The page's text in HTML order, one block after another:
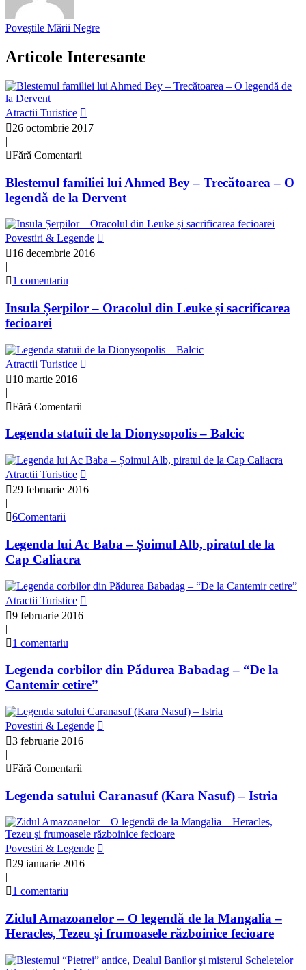
Poveștile Mării Negre
Articole Interesante
Atractii Turistice
26 octombrie 2017
|
Fără Comentarii
Blestemul familiei lui Ahmed Bey – Trecătoarea – O
legendă de la Dervent
Povestiri & Legende
16 decembrie 2016
|
1 comentariu
Insula Șerpilor – Oracolul din Leuke și sacrificarea
fecioarei
Atractii Turistice
10 martie 2016
|
Fără Comentarii
Legenda statuii de la Dionysopolis – Balcic
Atractii Turistice
29 februarie 2016
|
6Comentarii
Legenda lui Ac Baba – Șoimul Alb, piratul de la
Cap Caliacra
Atractii Turistice
9 februarie 2016
|
1 comentariu
Legenda corbilor din Pădurea Babadag – “De la
Cantemir cetire”
Povestiri & Legende
3 februarie 2016
|
Fără Comentarii
Legenda satului Caranasuf (Kara Nasuf) – Istria
Povestiri & Legende
29 ianuarie 2016
|
1 comentariu
Zidul Amazoanelor – O legendă de la Mangalia –
Heracles, Tezeu şi frumoasele războinice fecioare